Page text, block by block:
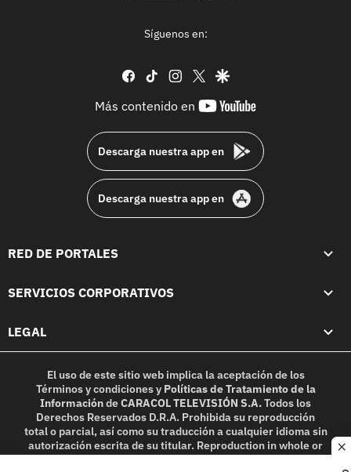
Síguenos en:
facebook
tiktok instagram
twittergoogle
Más contenido en
youtube-
Descarga nuestra app en
Descarga nuestra app en
RED DE PORTALES
SERVICIOS CORPORATIVOS
LEGAL
El uso de este sitio web implica la aceptación de los
Términos y condicionesy Políticas de Tratamiento de la
InformacióndeCARACOL TELEVISIÓN S.A.Todos los
Derechos Reservados D.R.A. Prohibida su reproducción
total o parcial, así como su traducción a cualquier idioma sin
autorización escrita de su titular. Reproduction in whole or
in part, or translation without written permission is